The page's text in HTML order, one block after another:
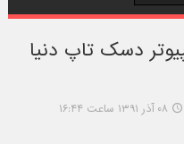
دسک تاپ دنیا
۰۸ آذر ۱۳۹۱ ساعت ۱۶:۴۴